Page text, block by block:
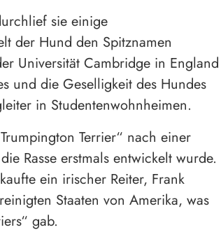
sie einige
der Hund den Spitznamen
Universität Cambridge in England
und die Geselligkeit des Hundes
in Studentenwohnheimen.
Terrier“ nach einer
Rasse erstmals entwickelt wurde.
ein irischer Reiter, Frank
Staaten von Amerika, was
gab.